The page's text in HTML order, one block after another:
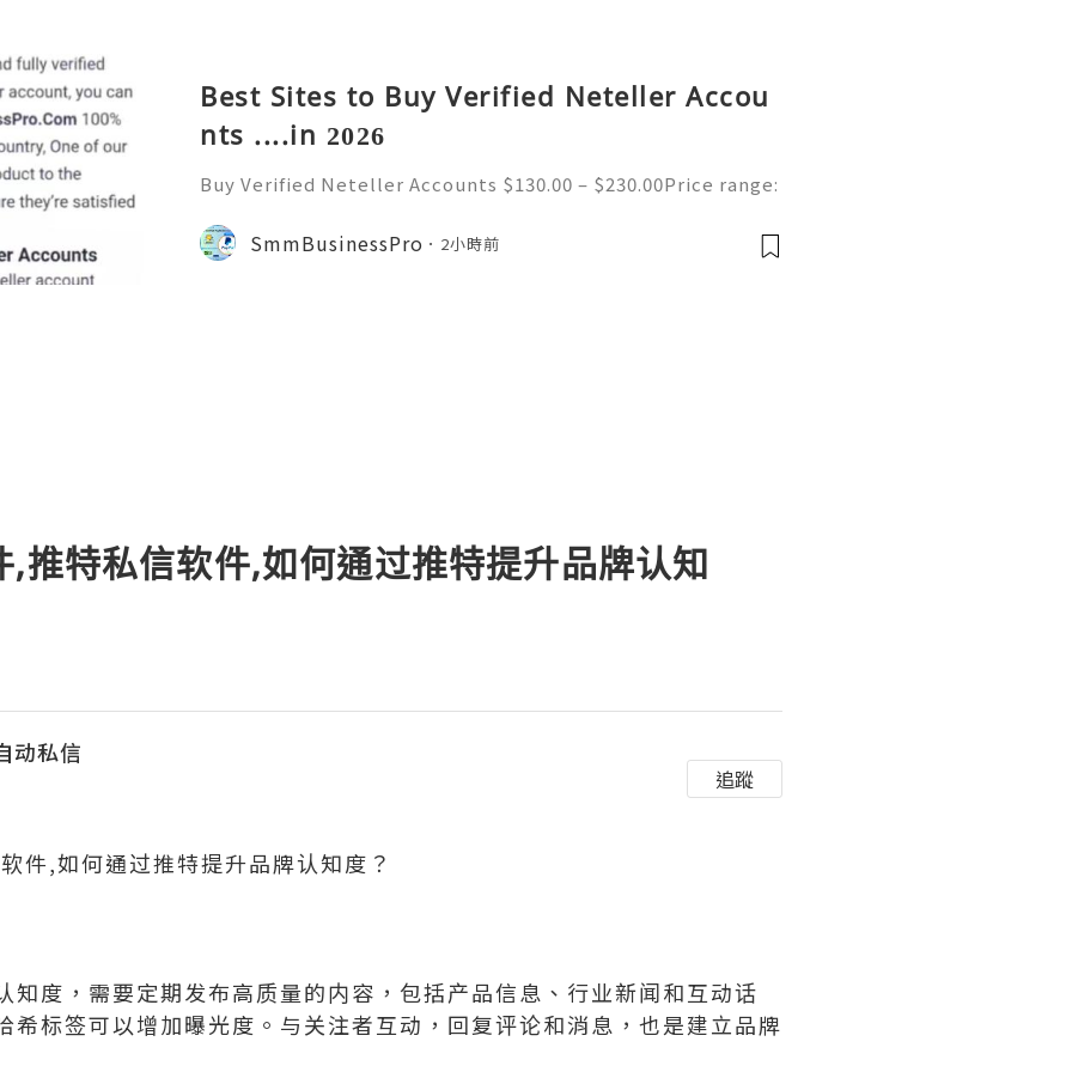
Best Sites to Buy Verified Neteller Accou
nts ....in 2026
Buy Verified Neteller Accounts $130.00 – $230.00Price range:
cure & Ready to Use Neteller is one of the merchant wallet
s. A Neteller account
SmmBusinessPro 2小時前
推特私信软件,如何通过推特提升品牌认知
动私信
追蹤
件,如何通过推特提升品牌认知度？
知度，需要定期发布高质量的内容，包括产品信息、行业新闻和互动话
希标签可以增加曝光度。与关注者互动，回复评论和消息，也是建立品牌